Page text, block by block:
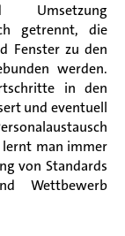
Umsetzung
getrennt, die
Fenster zu den
werden.
in den
und eventuell
man immer
von Standards
Wettbewerb